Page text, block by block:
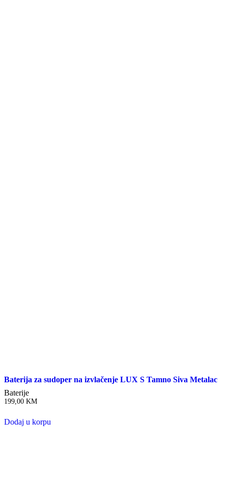
Baterija za sudoper na izvlačenje LUX S Tamno Siva Metalac
Baterije
199,00 KM
Dodaj u korpu